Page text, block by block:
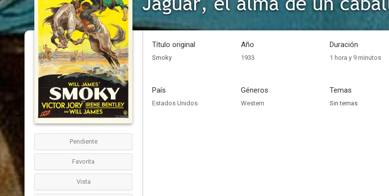
Pendiente
Favorita
Vista
Título original
Smoky
Año
1933
Duración
1 hora y 9 minutos
País
Estados Unidos
Géneros
Western
Temas
Sin temas